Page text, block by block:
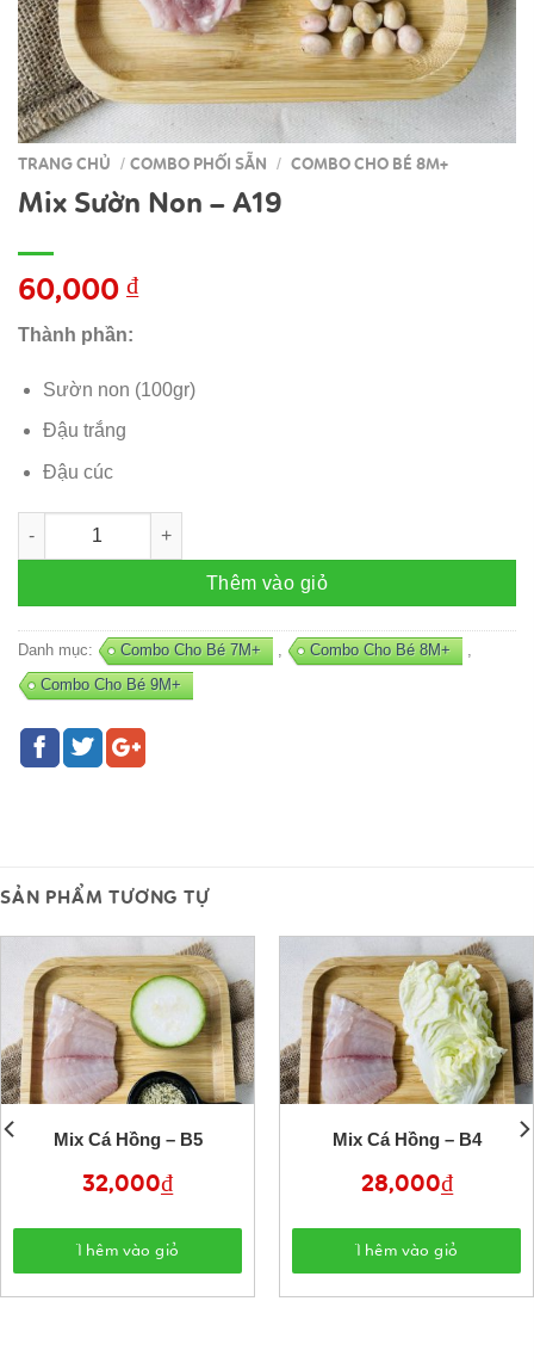
TRANG CHỦ / COMBO PHỐI SẴN / COMBO CHO BÉ 8M+
Mix Sườn Non – A19
60,000 ₫
Thành phần:
Sườn non (100gr)
Đậu trắng
Đậu cúc
Mix Sườn Non - A19 số lượng
Thêm vào giỏ
Danh mục: Combo Cho Bé 7M+ , Combo Cho Bé 8M+
,
Combo Cho Bé 9M+
SẢN PHẨM TƯƠNG TỰ
Mix Cá Hồng – B5
32,000₫
Thêm vào giỏ
Mix Cá Hồng – B4
28,000₫
Thêm vào giỏ